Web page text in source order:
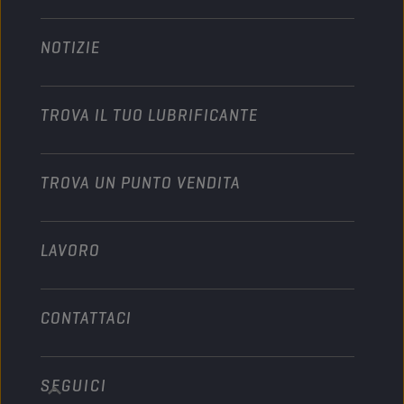
Motocicli & Veicoli fuoristrada
Industria
Motori marini
Technology
Partnership nel motorsport
Autovetture
Motocicli
Veicoli pesanti
NOTIZIE
TROVA IL TUO LUBRIFICANTE
TROVA UN PUNTO VENDITA
LAVORO
CONTATTACI
info@championlubes.com
SEGUICI